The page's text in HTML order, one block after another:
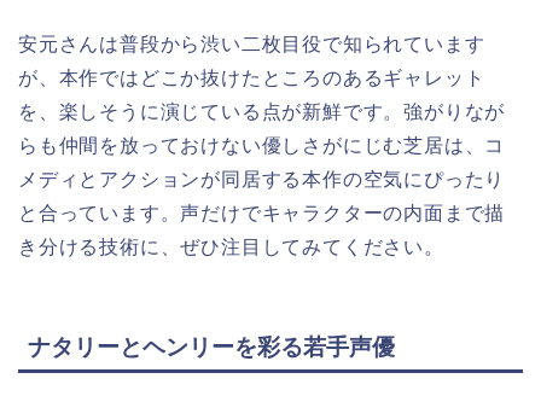
安元さんは普段から渋い二枚目役で知られています
が、本作ではどこか抜けたところのあるギャレット
を、楽しそうに演じている点が新鮮です。強がりなが
らも仲間を放っておけない優しさがにじむ芝居は、コ
メディとアクションが同居する本作の空気にぴったり
と合っています。声だけでキャラクターの内面まで描
き分ける技術に、ぜひ注目してみてください。
ナタリーとヘンリーを彩る若手声優